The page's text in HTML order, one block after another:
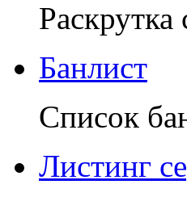
Раскрутка
Банлист
Список
Листинг